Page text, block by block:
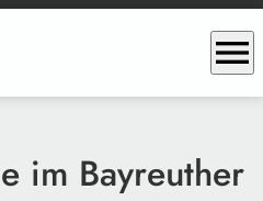
menu
im Bayreuther